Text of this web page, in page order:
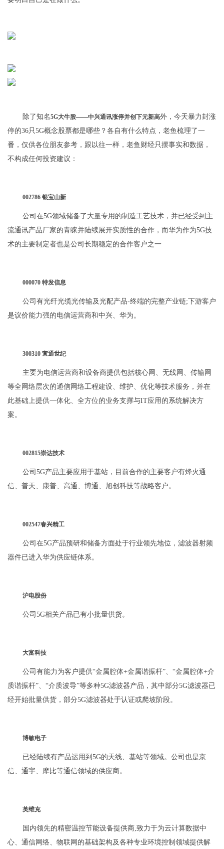
除了知名5G大牛股——中兴通讯涨停并创下元新高外，今天暴力封涨
停的36只5G概念股票都是哪些？各自有什么特点，老鱼梳理了一
番，仅供各位朋友参考，跟以往一样，老鱼财经只摆事实和数据，
不构成任何投资建议：
002786 银宝山新
公司在5G领域储备了大量专用的制造工艺技术，并已经受到主
流通讯产品厂家的青睐并陆续展开实质性的合作，而华为作为5G技
术的主要制定者也是公司长期稳定的合作客户之一
000070 特发信息
公司有光纤光缆光传输及光配产品-终端的完整产业链;下游客户
是议价能力强的电信运营商和中兴、华为。
300310 宜通世纪
主要为电信运营商和设备商提供包括核心网、无线网、传输网
等全网络层次的通信网络工程建设、维护、优化等技术服务，并在
此基础上提供一体化、全方位的业务支撑与IT应用的系统解决方
案。
002815崇达技术
公司5G产品主要应用于基站，目前合作的主要客户有烽火通
信、普天、康普、高通、博通、旭创科技等战略客户。
002547春兴精工
公司在5G产品预研和储备方面处于行业领先地位，滤波器射频
器件已进入华为供应链体系。
沪电股份
公司5G相关产品已有小批量供货。
大富科技
公司有能力为客户提供“金属腔体+金属谐振杆”、“金属腔体+介
质谐振杆”、“介质波导”等多种5G滤波器产品，其中部分5G滤波器已
经开始批量供货，部分5G滤波器处于认证或爬坡阶段。
博敏电子
已经陆续有产品运用到5G的天线、基站等领域。公司也是京
信、通宇、摩比等通信领域的供应商。
英维克
国内领先的精密温控节能设备提供商,致力于为云计算数据中
心、通信网络、物联网的基础架构及各种专业环境控制领域提供解